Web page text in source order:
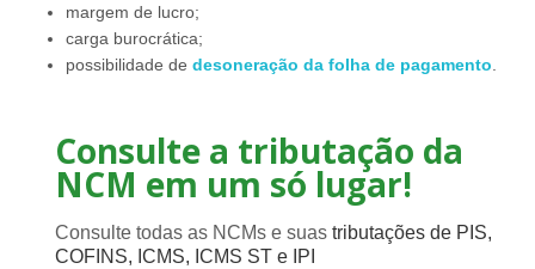
margem de lucro;
carga burocrática;
possibilidade de desoneração da folha de pagamento
Consulte a tributação da
NCM em um só lugar!
Consulte todas as NCMs e suas tributações de PIS,
COFINS, ICMS, ICMS ST e IPI